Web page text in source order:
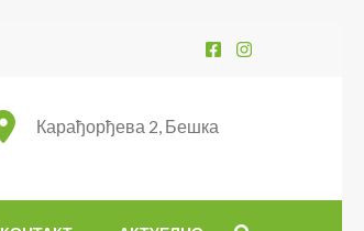
Карађорђева 2, Бешка